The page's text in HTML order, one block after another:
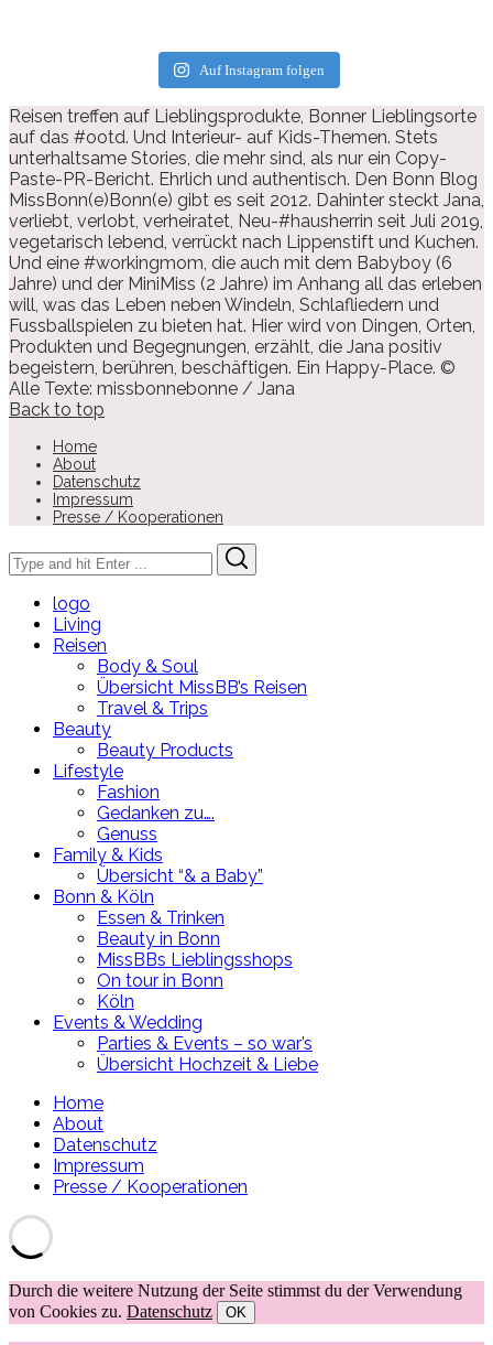
Auf Instagram folgen
Reisen treffen auf Lieblingsprodukte, Bonner Lieblingsorte
auf das #ootd. Und Interieur- auf Kids-Themen. Stets
unterhaltsame Stories, die mehr sind, als nur ein Copy-
Paste-PR-Bericht. Ehrlich und authentisch. Den Bonn Blog
MissBonn(e)Bonn(e) gibt es seit 2012. Dahinter steckt Jana,
verliebt, verlobt, verheiratet, Neu-#hausherrin seit Juli 2019,
vegetarisch lebend, verrückt nach Lippenstift und Kuchen.
Und eine #workingmom, die auch mit dem Babyboy (6
Jahre) und der MiniMiss (2 Jahre) im Anhang all das erleben
will, was das Leben neben Windeln, Schlafliedern und
Fussballspielen zu bieten hat. Hier wird von Dingen, Orten,
Produkten und Begegnungen, erzählt, die Jana positiv
begeistern, berühren, beschäftigen. Ein Happy-Place. ©
Alle Texte: missbonnebonne / Jana
Back to top
Home
About
Datenschutz
Impressum
Presse / Kooperationen
Search
for:
logo
Living
Reisen
Body & Soul
Übersicht MissBB’s Reisen
Travel & Trips
Beauty
Beauty Products
Lifestyle
Fashion
Gedanken zu….
Genuss
Family & Kids
Übersicht “& a Baby”
Bonn & Köln
Essen & Trinken
Beauty in Bonn
MissBBs Lieblingsshops
On tour in Bonn
Köln
Events & Wedding
Parties & Events – so war’s
Übersicht Hochzeit & Liebe
Home
About
Datenschutz
Impressum
Presse / Kooperationen
Durch die weitere Nutzung der Seite stimmst du der Verwendung
von Cookies zu. Datenschutz OK